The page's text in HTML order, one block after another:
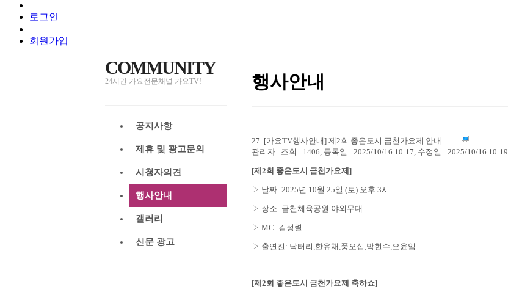
로그인
회원가입
COMMUNITY
24시간 가요전문채널 가요TV!
공지사항
제휴 및 광고문의
시청자의견
행사안내
갤러리
신문 광고
행사안내
27. [가요TV행사안내] 제2회 좋은도시 금천가요제 안내
관리자 조회 : 1406, 등록일 : 2025/10/16 10:17, 수정일 : 2025/10/16 10:19
[제2회 좋은도시 금천가요제]
▷ 날짜: 2025년 10월 25일 (토) 오후 3시
▷ 장소: 금천체육공원 야외무대
▷ MC: 김정렬
▷ 출연진: 닥터리,한유채,풍오섭,박현수,오윤임
[제2회 좋은도시 금천가요제 축하쇼]